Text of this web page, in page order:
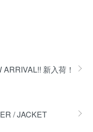
新入荷！
/ JACKET